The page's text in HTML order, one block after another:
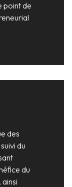
point de
des
du
du